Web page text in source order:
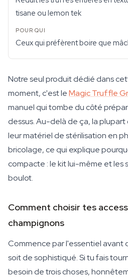
tisane ou lemon tek
Ceux qui préfèrent boire que
Notre seul produit dédié dans
moment, c'est leMagic Truffle
manuel qui tombe du côté
dessus. Au-delà de ça, la
leur matériel de stérilisation en
bricolage, ce qui explique
compacte : le kit lui-même et les
boulot.
Comment choisir tes
champignons
Commence par l'essentiel avant
soit de sophistiqué. Si tu fais
besoin de trois choses,